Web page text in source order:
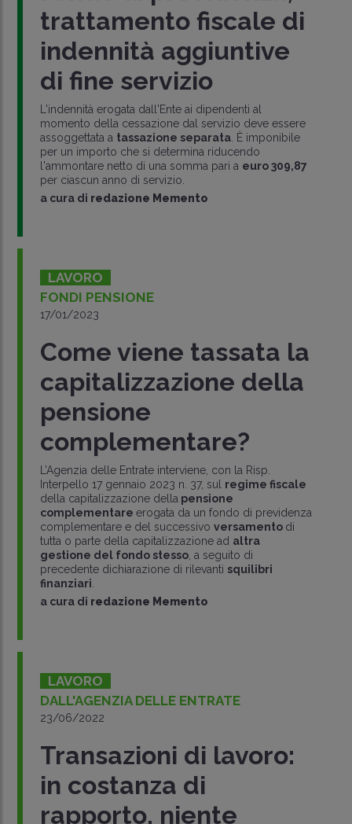
trattamento fiscale di
indennità aggiuntive
di fine servizio
L'indennità erogata dall'Ente ai dipendenti al
momento della cessazione dal servizio deve essere
assoggettata a tassazione separata. È imponibile
per un importo che si determina riducendo
l'ammontare netto di una somma pari a euro 309,87
per ciascun anno di servizio.
a cura di redazione Memento
LAVORO
FONDI PENSIONE
17/01/2023
Come viene tassata la
capitalizzazione della
pensione
complementare?
L’Agenzia delle Entrate interviene, con la Risp.
Interpello 17 gennaio 2023 n. 37, sul regime fiscale
della capitalizzazione della pensione
complementare erogata da un fondo di previdenza
complementare e del successivo versamento di
tutta o parte della capitalizzazione ad altra
gestione del fondo stesso, a seguito di
precedente dichiarazione di rilevanti squilibri
finanziari
a cura di redazione Memento
LAVORO
DALL'AGENZIA DELLE ENTRATE
23/06/2022
Transazioni di lavoro:
in costanza di
rapporto, niente